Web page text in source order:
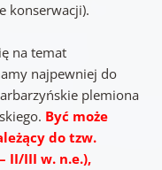
konserwacji).
na temat
najpewniej do
plemiona
Być może
do tzw.
II/III w. n.e.),